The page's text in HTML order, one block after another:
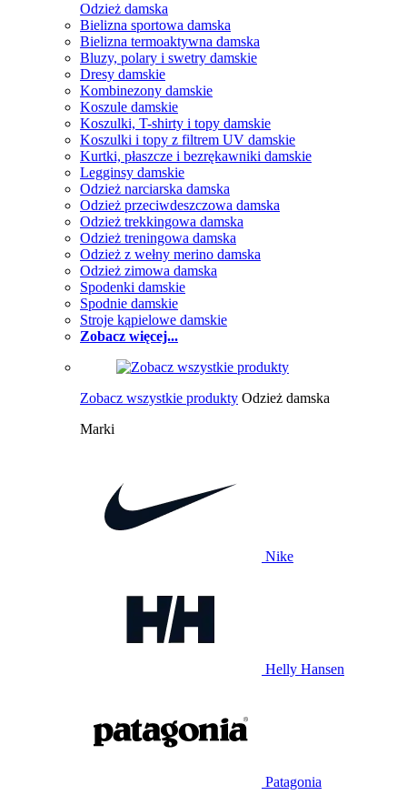
Odzież damska
Bielizna sportowa damska
Bielizna termoaktywna damska
Bluzy, polary i swetry damskie
Dresy damskie
Kombinezony damskie
Koszule damskie
Koszulki, T-shirty i topy damskie
Koszulki i topy z filtrem UV damskie
Kurtki, płaszcze i bezrękawniki damskie
Legginsy damskie
Odzież narciarska damska
Odzież przeciwdeszczowa damska
Odzież trekkingowa damska
Odzież treningowa damska
Odzież z wełny merino damska
Odzież zimowa damska
Spodenki damskie
Spodnie damskie
Stroje kąpielowe damskie
Zobacz więcej...
Zobacz wszystkie produkty Odzież damska
Marki
Nike
Helly Hansen
Patagonia